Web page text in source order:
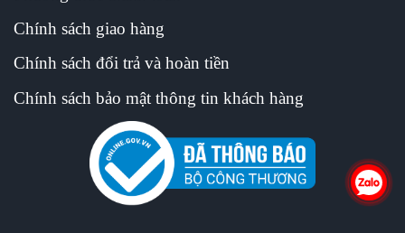
Chính sách giao hàng
Chính sách đổi trả và hoàn tiền
Chính sách bảo mật thông tin khách hàng